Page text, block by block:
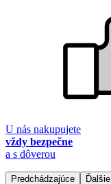
U nás nakupujete
vždy bezpečne
a s dôverou
Predchádzajúce Ďalšie